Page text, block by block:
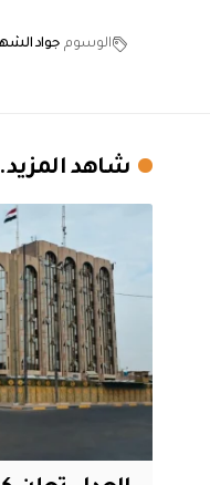
الوسوم جواد
شاهد